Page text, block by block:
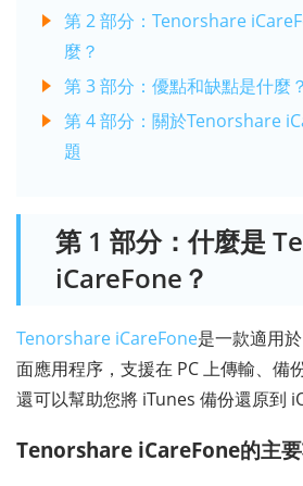
第 2 部分：Tenorshare
麼？
第 3 部分：優點和缺點是什麼？
第 4 部分：關於Tenorshare
題
第 1 部分：什麼是
iCareFone？
Tenorshare iCareFone是一款適用
面應用程序，支援在 PC 上傳輸、備
還可以幫助您將 iTunes 備份還原到
Tenorshare iCareFone的主